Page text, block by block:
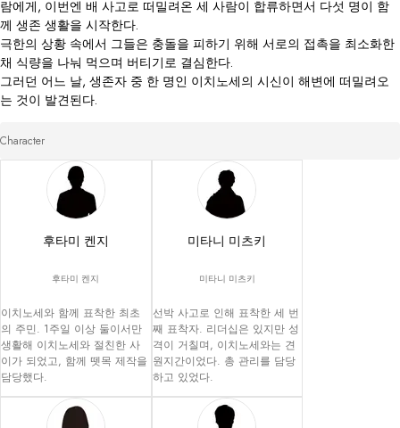
람에게, 이번엔 배 사고로 떠밀려온 세 사람이 합류하면서 다섯 명이 함
께 생존 생활을 시작한다.
극한의 상황 속에서 그들은 충돌을 피하기 위해 서로의 접촉을 최소화한
채 식량을 나눠 먹으며 버티기로 결심한다.
그러던 어느 날, 생존자 중 한 명인 이치노세의 시신이 해변에 떠밀려오
는 것이 발견된다.
Character
후타미 켄지
후타미 켄지
이치노세와 함께 표착한 최초
의 주민. 1주일 이상 둘이서만
생활해 이치노세와 절친한 사
이가 되었고, 함께 뗏목 제작을
담당했다.
미타니 미츠키
미타니 미츠키
선박 사고로 인해 표착한 세 번
째 표착자. 리더십은 있지만 성
격이 거칠며, 이치노세와는 견
원지간이었다. 총 관리를 담당
하고 있었다.